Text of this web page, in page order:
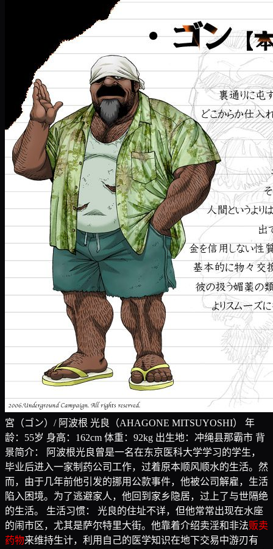
宮（ゴン）/ 阿波根 光良（AHAGONE MITSUYOSHI） 年
龄：55岁 身高：162cm 体重：92kg 出生地：冲绳县那霸市 背
景简介： 阿波根光良曾是一名在东京医科大学学习的学生，
毕业后进入一家制药公司工作，过着原本顺风顺水的生活。然
而，由于几年前他引发的挪用公款事件，他被公司解雇，生活
陷入困境。为了逃避家人，他回到家乡隐居，过上了与世隔绝
的生活。 生活习惯： 光良的住址不详，但他常常出现在水座
的闹市区，尤其是萨尔特里大街。他靠着介绍卖淫和非法贩卖
药物来维持生计，利用自己的医学知识在地下交易中游刃有